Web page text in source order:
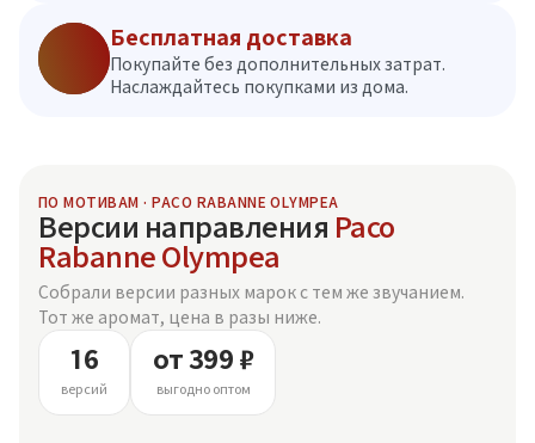
Бесплатная доставка
Покупайте без дополнительных затрат.
Наслаждайтесь покупками из дома.
ПО МОТИВАМ · PACO RABANNE OLYMPEA
Версии направления Paco
Rabanne Olympea
Собрали версии разных марок с тем же звучанием.
Тот же аромат, цена в разы ниже.
16
версий
от 399 ₽
выгодно оптом